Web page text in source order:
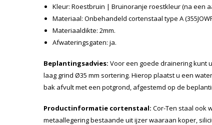
Kleur: Roestbruin | Bruinoranje roestkleur (na een
Materiaal: Onbehandeld cortenstaal type A
Materiaaldikte: 2mm.
Afwateringsgaten: ja.
Beplantingsadvies: Voor een goede drainering kunt
laag grind Ø35 mm sortering. Hierop plaatst u een
bak afvult met een potgrond, afgestemd op de
Productinformatie cortenstaal: Cor-Ten staal ook
metaallegering bestaande uit ijzer waaraan koper,